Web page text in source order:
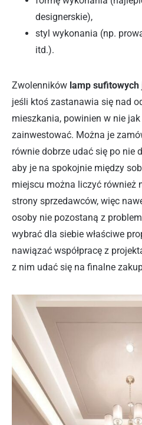
designerskie),
styl wykonania (np.
itd.).
Zwolenników lamp sufitowych
jeśli ktoś zastanawia się nad
mieszkania, powinien w nie
zainwestować. Można je
równie dobrze udać się po nie
aby je na spokojnie między
miejscu można liczyć również
strony sprzedawców, więc
osoby nie pozostaną z
wybrać dla siebie właściwe
nawiązać współpracę z
z nim udać się na finalne